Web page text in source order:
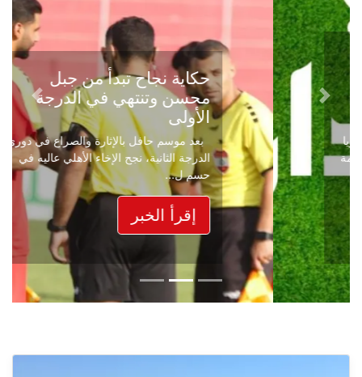
حكاية نجاح تبدأ من جبل
محسن وتنتهي في الدرجة
الأولى
بعد موسم حافل بالإثارة والصراع في دوري
الدرجة الثانية، نجح الإخاء الأهلي عاليه في
حسم ل...
إقرأ الخبر
Previous
Next